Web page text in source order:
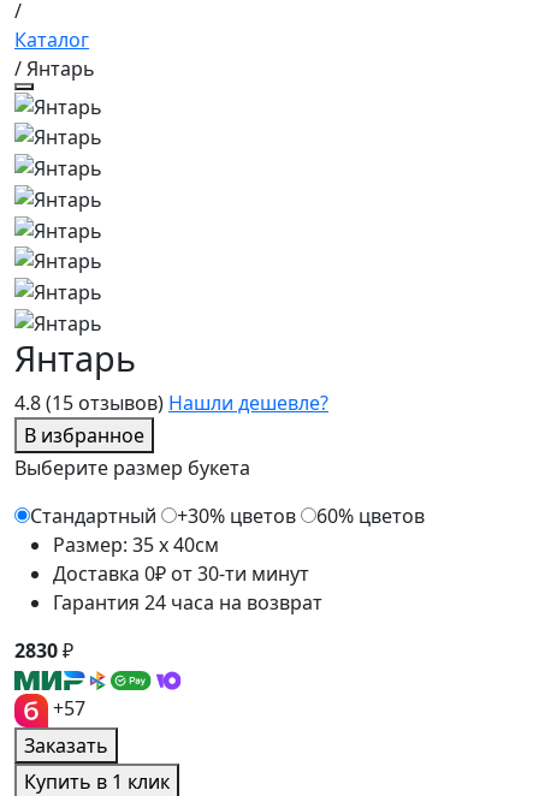
/
Каталог
/ Янтарь
4.8(15 отзывов) Нашли дешевле?
В избранное
Янтарь
Выберите размер букета
Стандартный
+30% цветов
60% цветов
Размер: 35 x 40см
Доставка 0₽ от 30-ти минут
Гарантия 24 часа на возврат
2830₽
+57
Заказать
Купить в 1 клик